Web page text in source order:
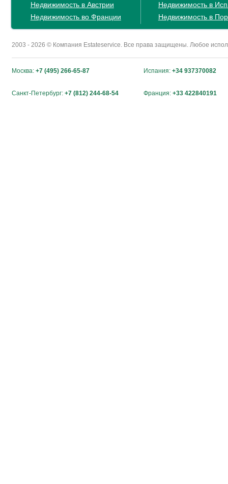
Недвижимость в Австрии
Недвижимость во Франции
Недвижимость в
Недвижимость в
2003 - 2026 © Компания Estateservice. Все права защищены. Любое
Москва: +7 (495) 266-65-87 Испания: +34 937370082
Санкт-Петербург: +7 (812) 244-68-54 Франция: +33 422840191